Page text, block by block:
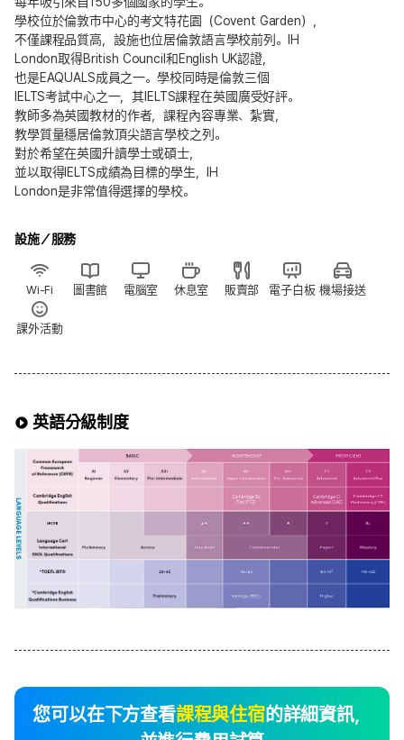
學校位於倫敦市中心的考文特花園（Covent Garden），
不僅課程品質高，設施也位居倫敦語言學校前列。IH
London取得British Council和English UK認證，
也是EAQUALS成員之一。學校同時是倫敦三個
IELTS考試中心之一，其IELTS課程在英國廣受好評。
教師多為英國教材的作者，課程內容專業、紮實，
教學質量穩居倫敦頂尖語言學校之列。
對於希望在英國升讀學士或碩士，
並以取得IELTS成績為目標的學生，IH
London是非常值得選擇的學校。
設施／服務
Wi-Fi 圖書館 電腦室 休息室 販賣部 電子白板 機場接送
課外活動
英語分級制度
您可以在下方查看課程與住宿的詳細資訊，